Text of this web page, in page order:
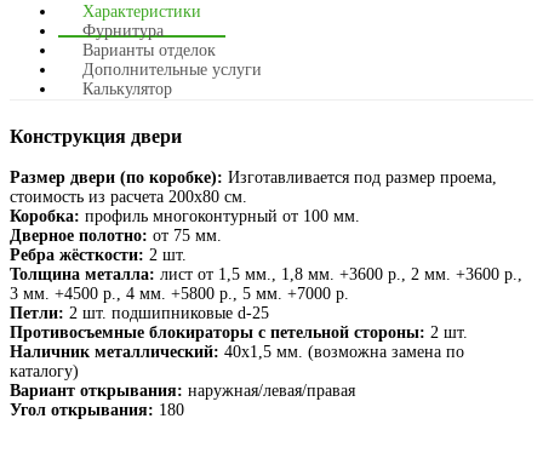
Характеристики
Фурнитура
Варианты отделок
Дополнительные услуги
Калькулятор
Конструкция двери
Размер двери (по коробке): Изготавливается под размер проема,
стоимость из расчета 200х80 см.
Коробка: профиль многоконтурный от 100 мм.
Дверное полотно: от 75 мм.
Ребра жёсткости: 2 шт.
Толщина металла: лист от 1,5 мм., 1,8 мм. +3600 р., 2 мм. +3600 р.,
3 мм. +4500 р., 4 мм. +5800 р., 5 мм. +7000 р.
Петли: 2 шт. подшипниковые d-25
Противосъемные блокираторы с петельной стороны: 2 шт.
Наличник металлический: 40х1,5 мм. (возможна замена по
каталогу)
Вариант открывания: наружная/левая/правая
Угол открывания: 180